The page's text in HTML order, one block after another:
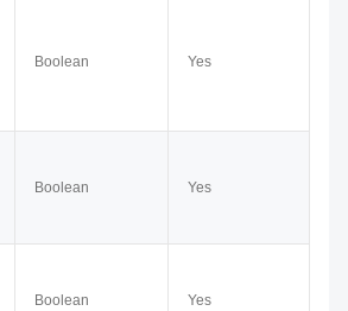
Boolean Yes
Boolean Yes
Boolean Yes